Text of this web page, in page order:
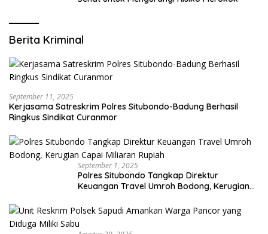
Berita Kriminal
September 11, 2025
Kerjasama Satreskrim Polres Situbondo-Badung Berhasil
Ringkus Sindikat Curanmor
September 1, 2025
Polres Situbondo Tangkap Direktur
Keuangan Travel Umroh Bodong, Kerugian